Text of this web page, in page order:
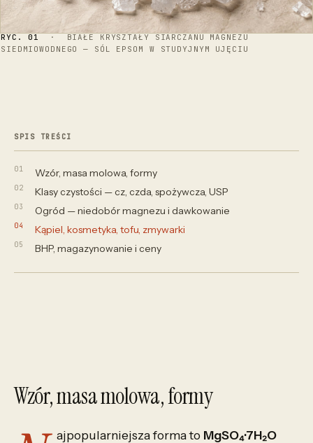
RYC. 01· BIAŁE KRYSZTAŁY SIARCZANU MAGNEZU
SIEDMIOWODNEGO — SÓL EPSOM W STUDYJNYM UJĘCIU
SPIS TREŚCI
Wzór, masa molowa, formy
Klasy czystości — cz, czda, spożywcza, USP
Ogród — niedobór magnezu i dawkowanie
Kąpiel, kosmetyka, tofu, zmywarki
BHP, magazynowanie i ceny
Wzór, masa molowa, formy
ajpopularniejsza forma to MgSO₄·7H₂O